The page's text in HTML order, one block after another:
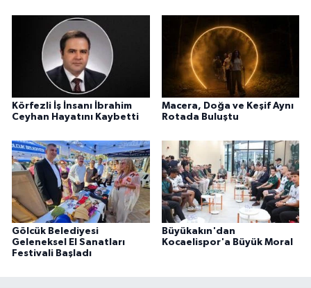
Körfezli İş İnsanı İbrahim
Ceyhan Hayatını Kaybetti
Macera, Doğa ve Keşif Aynı
Rotada Buluştu
Gölcük Belediyesi
Geleneksel El Sanatları
Festivali Başladı
Büyükakın'dan
Kocaelispor'a Büyük Moral